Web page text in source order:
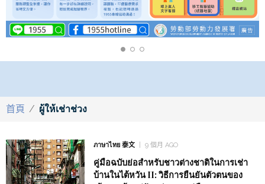
首頁 / ผู้ให้เช่าช่วง
ภาษาไทย 泰文 9 個月 AGO
คู่มือฉบับย่อสำหรับชาวต่างชาติในการเช่า
บ้านในไต้หวัน II: วิธีการยืนยันตัวตนของ